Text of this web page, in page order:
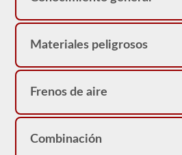
2026
Ohio
CDL
proporcionarán
la
saber
ponerse
Materiales peligrosos
Frenos de aire
Combinación